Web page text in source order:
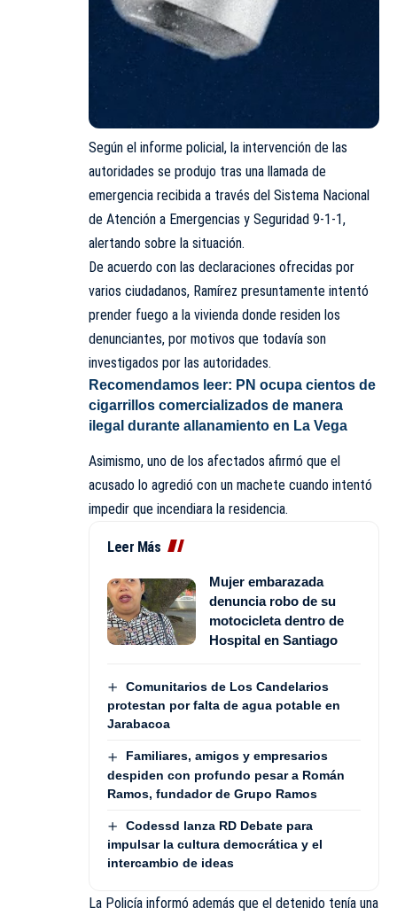
Según el informe policial, la intervención de las
autoridades se produjo tras una llamada de
emergencia recibida a través del Sistema Nacional
de Atención a Emergencias y Seguridad 9-1-1,
alertando sobre la situación.
De acuerdo con las declaraciones ofrecidas por
varios ciudadanos, Ramírez presuntamente intentó
prender fuego a la vivienda donde residen los
denunciantes, por motivos que todavía son
investigados por las autoridades.
Recomendamos leer: PN ocupa cientos de
cigarrillos comercializados de manera
ilegal durante allanamiento en La Vega
Asimismo, uno de los afectados afirmó que el
acusado lo agredió con un machete cuando intentó
impedir que incendiara la residencia.
Leer Más
Mujer embarazada
denuncia robo de su
motocicleta dentro de
Hospital en Santiago
Comunitarios de Los Candelarios
protestan por falta de agua potable en
Jarabacoa
Familiares, amigos y empresarios
despiden con profundo pesar a Román
Ramos, fundador de Grupo Ramos
Codessd lanza RD Debate para
impulsar la cultura democrática y el
intercambio de ideas
La Policía informó además que el detenido tenía una